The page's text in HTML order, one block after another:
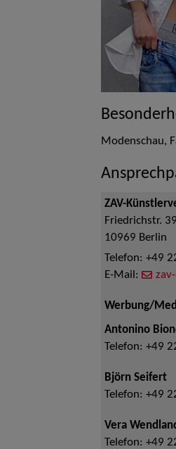
Modenschau,
ZAV-
Friedrichstr. 39
10969 Berlin
Telefon: +49
E-Mail:
Werbung/
Antonino
Telefon: +49
Björn Seifert
Telefon: +49
Vera
Telefon: +49